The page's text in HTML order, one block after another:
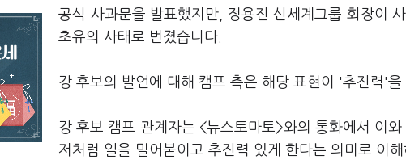
공식 사과문을 발표했지만, 정용진 신세계그룹 회장이
초유의 사태로 번졌습니다.
강 후보의 발언에 대해 캠프 측은 해당 표현이 '추진력'
강 후보 캠프 관계자는 <뉴스토마토>와의 통화에서 이
저처럼 일을 밀어붙이고 추진력 있게 한다는 의미로 이